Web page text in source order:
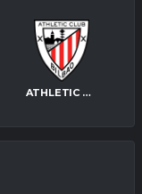
ATHLETIC BILBAO